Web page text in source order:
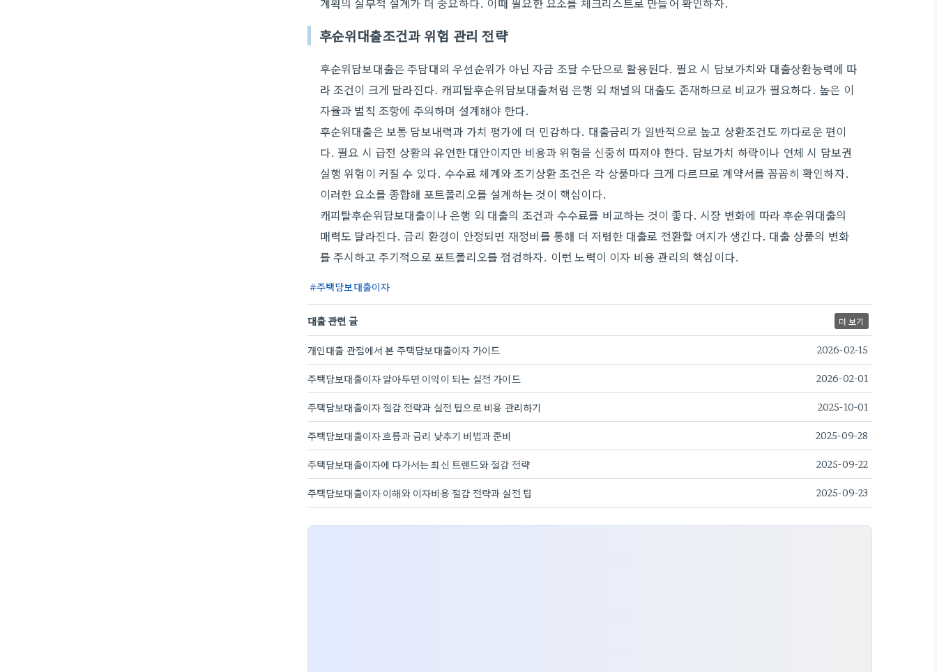
후순위대출조건과 위험 관리 전략
후순위담보대출은 주담대의 우선순위가 아닌 자금 조달 수단으로 활용된다. 필요 시 담보가치와 대출상환능력에 따
라 조건이 크게 달라진다. 캐피탈후순위담보대출처럼 은행 외 채널의 대출도 존재하므로 비교가 필요하다. 높은 이
자율과 벌칙 조항에 주의하며 설계해야 한다.
후순위대출은 보통 담보내력과 가치 평가에 더 민감하다. 대출금리가 일반적으로 높고 상환조건도 까다로운 편이
다. 필요 시 급전 상황의 유연한 대안이지만 비용과 위험을 신중히 따져야 한다. 담보가치 하락이나 연체 시 담보권
실행 위험이 커질 수 있다. 수수료 체계와 조기상환 조건은 각 상품마다 크게 다르므로 계약서를 꼼꼼히 확인하자.
이러한 요소를 종합해 포트폴리오를 설계하는 것이 핵심이다.
캐피탈후순위담보대출이나 은행 외 대출의 조건과 수수료를 비교하는 것이 좋다. 시장 변화에 따라 후순위대출의
매력도 달라진다. 금리 환경이 안정되면 재정비를 통해 더 저렴한 대출로 전환할 여지가 생긴다. 대출 상품의 변화
를 주시하고 주기적으로 포트폴리오를 점검하자. 이런 노력이 이자 비용 관리의 핵심이다.
주택담보대출이자
대출 관련 글 더 보기
개인대출 관점에서 본 주택담보대출이자 가이드 2026-02-15
주택담보대출이자 알아두면 이익이 되는 실전 가이드 2026-02-01
주택담보대출이자 절감 전략과 실전 팁으로 비용 관리하기 2025-10-01
주택담보대출이자 흐름과 금리 낮추기 비법과 준비 2025-09-28
주택담보대출이자에 다가서는 최신 트렌드와 절감 전략 2025-09-22
주택담보대출이자 이해와 이자비용 절감 전략과 실전 팁 2025-09-23